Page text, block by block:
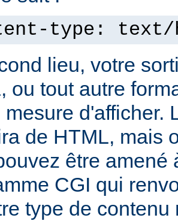
type: text/
lieu, votre
ou tout autre
mesure d'afficher.
de HTML, mais
être amené
CGI qui
type de contenu